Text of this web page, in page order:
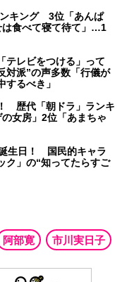
キング 3位「あんぱ
は食べて寝て待て」…1
テレビをつける」って
対派”の声多数「行儀が
するべき」
歴代「朝ドラ」ランキ
女房」2位「あまちゃ
生日！ 国民的キャラ
ク」の“知ってたらすご
阿部寛 市川実日子